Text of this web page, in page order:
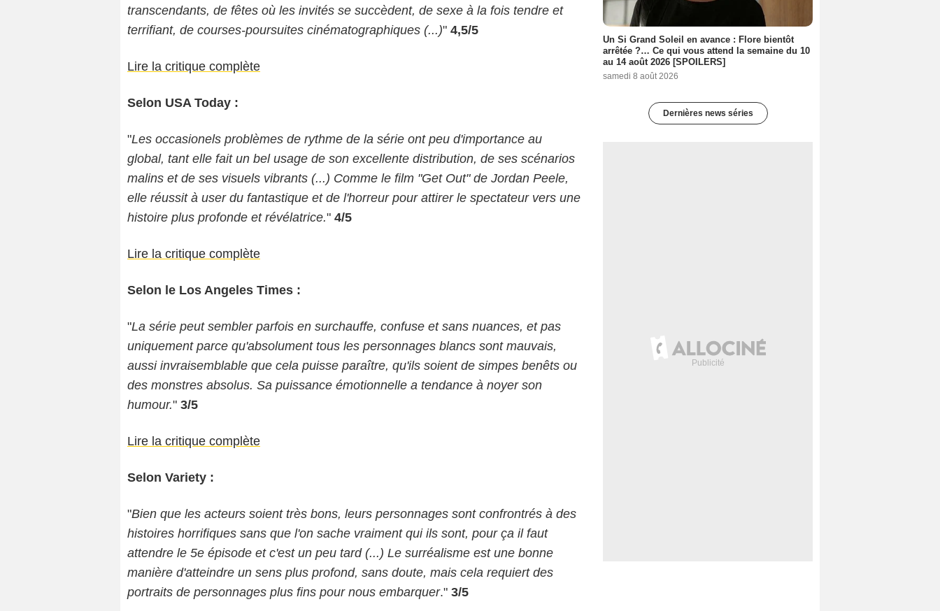
transcendants, de fêtes où les invités se succèdent, de sexe à la fois tendre et
terrifiant, de courses-poursuites cinématographiques (...)" 4,5/5
Lire la critique complète
Selon USA Today :
"Les occasionels problèmes de rythme de la série ont peu d'importance au
global, tant elle fait un bel usage de son excellente distribution, de ses scénarios
malins et de ses visuels vibrants (...) Comme le film "Get Out" de Jordan Peele,
elle réussit à user du fantastique et de l'horreur pour attirer le spectateur vers une
histoire plus profonde et révélatrice." 4/5
Lire la critique complète
Selon le Los Angeles Times :
"La série peut sembler parfois en surchauffe, confuse et sans nuances, et pas
uniquement parce qu'absolument tous les personnages blancs sont mauvais,
aussi invraisemblable que cela puisse paraître, qu'ils soient de simpes benêts ou
des monstres absolus. Sa puissance émotionnelle a tendance à noyer son
humour." 3/5
Lire la critique complète
Selon Variety :
"Bien que les acteurs soient très bons, leurs personnages sont confrontrés à des
histoires horrifiques sans que l'on sache vraiment qui ils sont, pour ça il faut
attendre le 5e épisode et c'est un peu tard (...) Le surréalisme est une bonne
manière d'atteindre un sens plus profond, sans doute, mais cela requiert des
portraits de personnages plus fins pour nous embarquer." 3/5
Un Si Grand Soleil en avance : Flore bientôt
arrêtée ?… Ce qui vous attend la semaine du 10
au 14 août 2026 [SPOILERS]
samedi 8 août 2026
Dernières news séries